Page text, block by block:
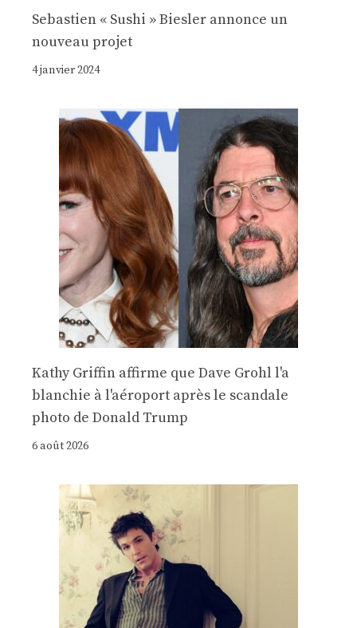
Sebastien « Sushi » Biesler annonce un
nouveau projet
4 janvier 2024
Kathy Griffin affirme que Dave Grohl l'a
blanchie à l'aéroport après le scandale
photo de Donald Trump
6 août 2026